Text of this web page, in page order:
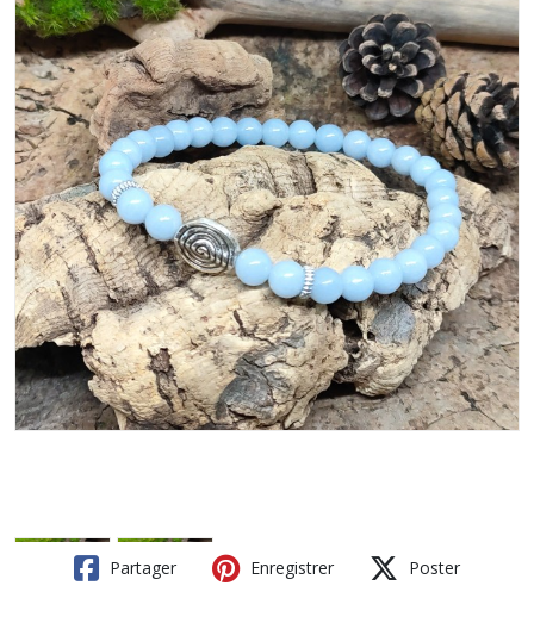
Partager Enregistrer Poster